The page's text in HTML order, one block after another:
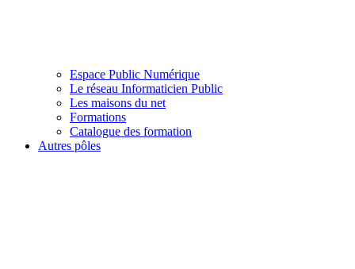
Espace Public Numérique
Le réseau Informaticien Public
Les maisons du net
Formations
Catalogue des formation
Autres pôles